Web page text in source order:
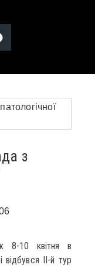
з
8-10 квітня в
ІІ-й тур